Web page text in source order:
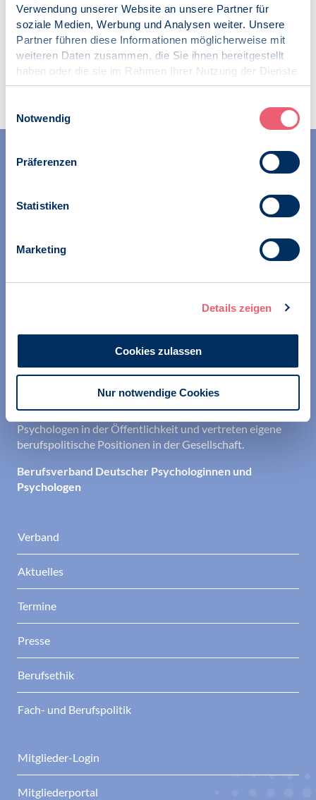
Verwendung unserer Website an unsere Partner für
soziale Medien, Werbung und Analysen weiter. Unsere
Partner führen diese Informationen möglicherweise mit
weiteren Daten zusammen, die Sie ihnen bereitgestellt
haben oder die sie im Rahmen Ihrer Nutzung der Dienste
gesammelt haben.
Notwendig
Präferenzen
Statistiken
Marketing
Details zeigen
Cookies zulassen
Nur notwendige Cookies
Zur Übersicht
Wir unterstützen alle Psychologinnen und Psychologen in
ihrer Berufsausübung und bei der Festigung ihrer
Existenz sowie durch die kontinuierliche Bereitstellung
den Berufsalltag.
Wir erschließen und sichern Berufsfelder und sorgen
verantwortungsvoll umgesetzt werden. Darüber hinaus
stärken wir das Ansehen aller Psychologinnen und
Psychologen in der Öffentlichkeit und vertreten eigene
berufspolitische Positionen in der Gesellschaft.
Berufsverband Deutscher Psychologinnen und
Psychologen
Verband
Aktuelles
Termine
Presse
Berufsethik
Fach- und Berufspolitik
Mitglieder-Login
Mitgliederportal